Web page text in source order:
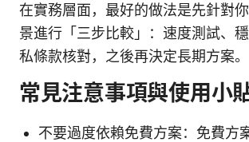
在實務層面，最好的做法是先針對
景進行「三步比較」：速度測試、
私條款核對，之後再決定長期方案。
常見注意事項與使用小
不要過度依賴免費方案：免費方